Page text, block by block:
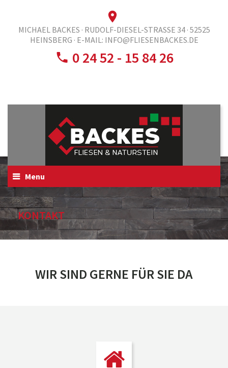
MICHAEL BACKES · RUDOLF-DIESEL-STRASSE 34 · 52525
HEINSBERG · E-MAIL: INFO@FLIESENBACKES.DE
0 24 52 - 15 84 26
Menu
KONTAKT
WIR SIND GERNE FÜR SIE DA